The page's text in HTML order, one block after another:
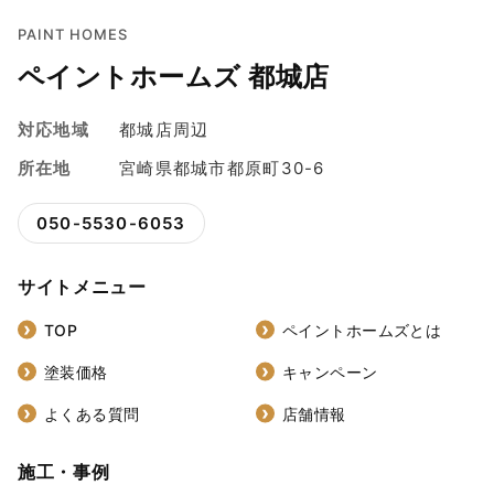
PAINT HOMES
ペイントホームズ 都城店
対応地域
都城店周辺
所在地
宮崎県都城市都原町30-6
050-5530-6053
サイトメニュー
TOP ペイントホームズとは
塗装価格 キャンペーン
よくある質問 店舗情報
施工・事例